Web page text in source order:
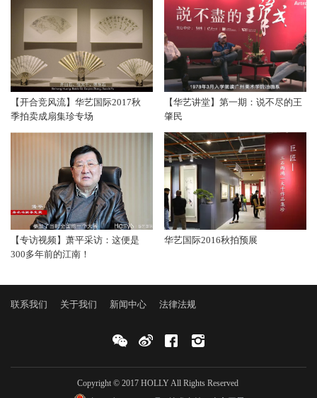
【开合竞风流】华艺国际2017秋
季拍卖成扇集珍专场
【华艺讲堂】第一期：说不尽的王
肇民
【专访视频】萧平采访：这便是
300多年前的江南！
华艺国际2016秋拍预展
联系我们 关于我们 新闻中心 法律法规
Copyright © 2017 HOLLY All Rights Reserved